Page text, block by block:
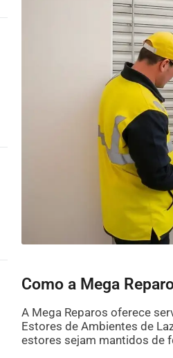
Como a Mega
A Mega Reparos oferece
Estores de Ambientes de
estores sejam mantidos de